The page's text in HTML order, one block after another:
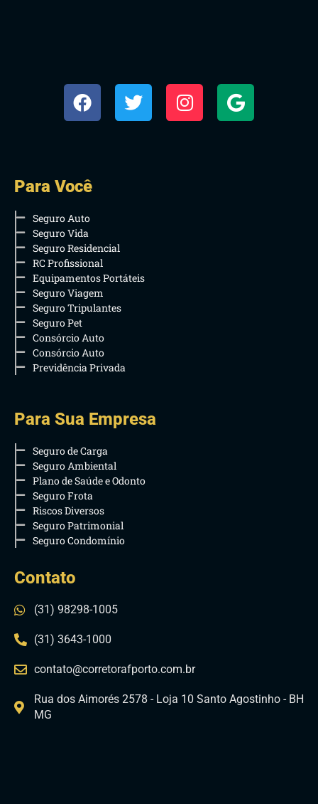
Para Você
Seguro Auto
Seguro Vida
Seguro Residencial
RC Profissional
Equipamentos Portáteis
Seguro Viagem
Seguro Tripulantes
Seguro Pet
Consórcio Auto
Consórcio Auto
Previdência Privada
Para Sua Empresa
Seguro de Carga
Seguro Ambiental
Plano de Saúde e Odonto
Seguro Frota
Riscos Diversos
Seguro Patrimonial
Seguro Condomínio
Contato
(31) 98298-1005
(31) 3643-1000
contato@corretorafporto.com.br
Rua dos Aimorés 2578 - Loja 10 Santo Agostinho - BH
MG